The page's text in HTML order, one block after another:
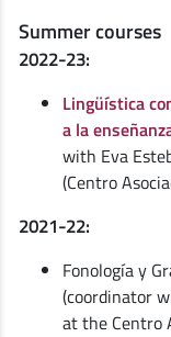
Summer courses
2022-23:
Lingüística
a la
with Eva
(Centro
2021-22:
Fonología y
(coordinator
at the Centro